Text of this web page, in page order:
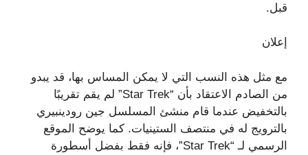
قبل.
إعلان
مع مثل هذه النسب التي لا يمكن المساس بها، قد يبدو
من الصادم الاعتقاد بأن “Star Trek” لم يقم تقريبًا
بالتخفيض عندما قام منشئ المسلسل جين رودينبيري
بالترويج له في منتصف الستينيات. كما يوضح الموقع
الرسمي لـ “Star Trek”، فإنه فقط بفضل أسطورة